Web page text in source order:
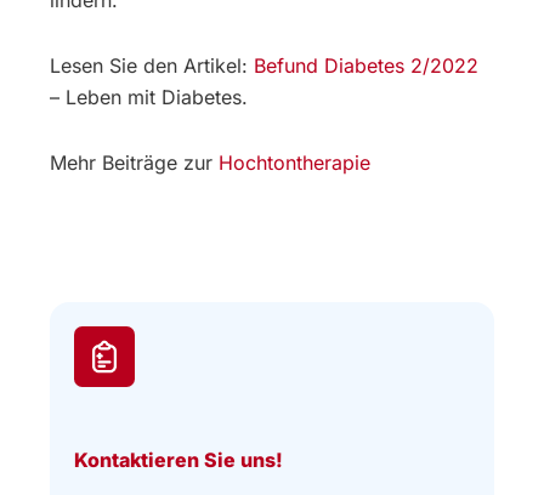
Lesen Sie den Artikel: Befund Diabetes 2/2022
– Leben mit Diabetes.
Mehr Beiträge zur Hochtontherapie
Kontaktieren Sie uns!